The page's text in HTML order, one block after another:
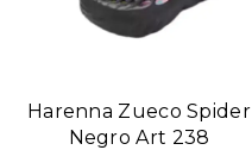
Harenna Zueco Spider
Negro Art 238